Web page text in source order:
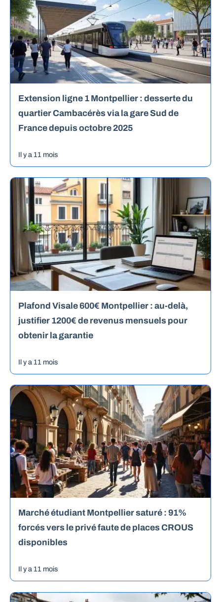
Extension ligne 1 Montpellier : desserte du
quartier Cambacérès via la gare Sud de
France depuis octobre 2025
Il y a 11 mois
Plafond Visale 600€ Montpellier : au-delà,
justifier 1200€ de revenus mensuels pour
obtenir la garantie
Il y a 11 mois
Marché étudiant Montpellier saturé : 91%
forcés vers le privé faute de places CROUS
disponibles
Il y a 11 mois